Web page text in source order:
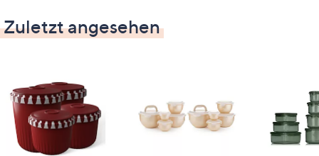
Zuletzt angesehen